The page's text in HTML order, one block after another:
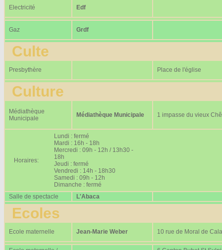
Electricité Edf
Gaz Grdf
Culte
Presbythère Place de l'église
Culture
Médiathèque
Municipale
Médiathèque Municipale 1 impasse du vieux
Horaires:
Lundi : fermé
Mardi : 16h - 18h
Mercredi : 09h - 12h / 13h30 -
18h
Jeudi : fermé
Vendredi : 14h - 18h30
Samedi : 09h - 12h
Dimanche : fermé
Salle de spectacle
L'Abaca
Ecoles
Ecole maternelle Jean-Marie Weber 10 rue de Moral de